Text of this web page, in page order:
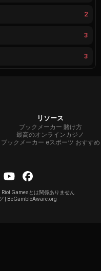
2
3
3
リソース
ブックメーカー 賭け方
最高のオンラインカジノ
ブックメーカー eスポーツ おすすめ
Gamesとは関係ありません
| BeGambleAware.org